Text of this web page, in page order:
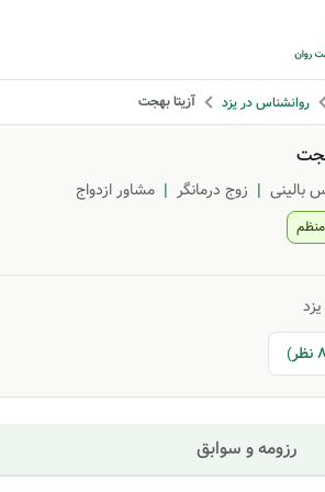
روانشناس در یزد آزیتا بهجت
بالینی | زوج درمانگر | مشاور ازدواج
رزومه و سوابق